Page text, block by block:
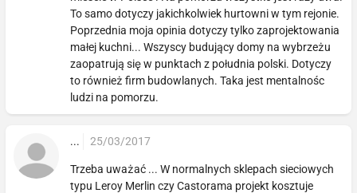
To samo dotyczy jakichkolwiek hurtowni w tym rejonie.
Poprzednia moja opinia dotyczy tylko zaprojektowania
małej kuchni... Wszyscy budujący domy na wybrzeżu
zaopatrują się w punktach z południa polski. Dotyczy
to również firm budowlanych. Taka jest mentalnośc
ludzi na pomorzu.
... 25/03/2017
Trzeba uważać ... W normalnych sklepach sieciowych
typu Leroy Merlin czy Castorama projekt kosztuje